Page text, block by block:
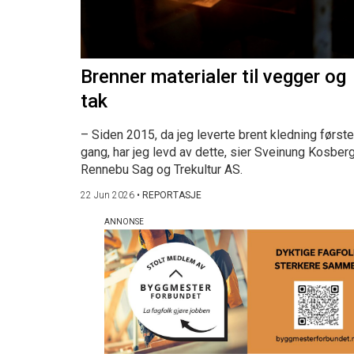
Brenner materialer til vegger og
tak
– Siden 2015, da jeg leverte brent kledning første
gang, har jeg levd av dette, sier Sveinung
Rennebu Sag og Trekultur AS.
22 Jun 2026 • REPORTASJE